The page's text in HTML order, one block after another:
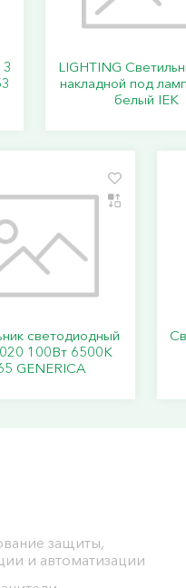
LIGHTING
накладной под
белый IEK
светодиодный
100Вт 6500К
GENERICA
защиты,
и автоматизации